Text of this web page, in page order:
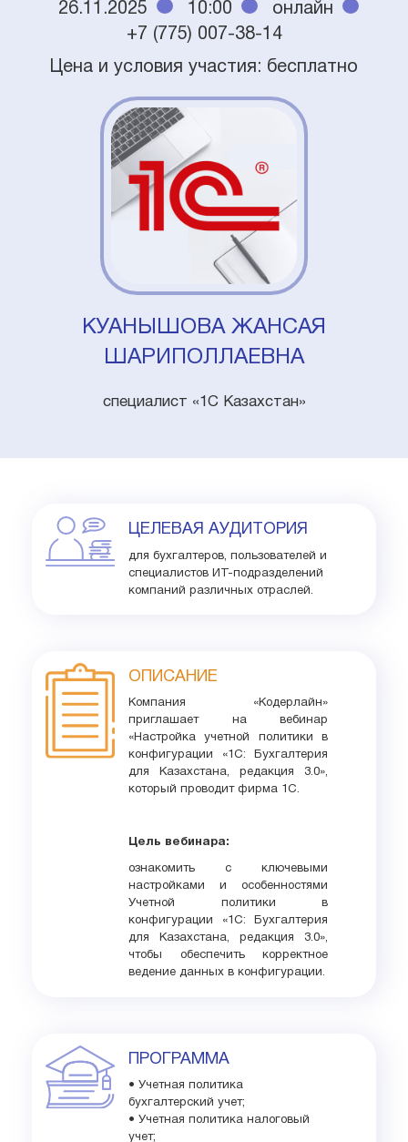
26.11.2025 10:00
онлайн
+7 (775) 007-38-14
Цена и условия участия: бесплатно
КУАНЫШОВА ЖАНСАЯ
ШАРИПОЛЛАЕВНА
специалист «1С Казахстан»
ЦЕЛЕВАЯ АУДИТОРИЯ
для бухгалтеров, пользователей и
специалистов ИТ-подразделений
компаний различных отраслей.
ОПИСАНИЕ
Компания «Кодерлайн»
приглашает на вебинар
«Настройка учетной политики в
конфигурации «1С: Бухгалтерия
для Казахстана, редакция 3.0»,
который проводит фирма 1С.
Цель вебинара:
ознакомить с ключевыми
настройками и особенностями
Учетной политики в
конфигурации «1С: Бухгалтерия
для Казахстана, редакция 3.0»,
чтобы обеспечить корректное
ведение данных в конфигурации.
ПРОГРАММА
• Учетная политика
бухгалтерский учет;
• Учетная политика налоговый
учет;